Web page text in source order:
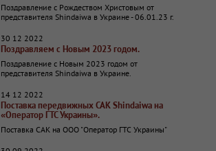
Поздравление с Рождеством Христовым от
представителя Shindaiwa в Украине - 06.01.23 г.
30 12 2022
Поздравляем с Новым 2023 годом.
Поздравление с Новым 2023 годом от
представителя Shindaiwa в Украине.
14 12 2022
Поставка передвижных САК Shindaiwa на
«Оператор ГТС Украины».
Поставка САК на ООО "Оператор ГТС Украины"